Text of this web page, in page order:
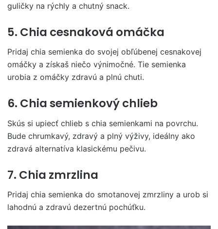
guličky na rýchly a chutný snack.
5. Chia cesnaková omáčka
Pridaj chia semienka do svojej obľúbenej cesnakovej
omáčky a získaš niečo výnimočné. Tie semienka
urobia z omáčky zdravú a plnú chuti.
6. Chia semienkový chlieb
Skús si upiecť chlieb s chia semienkami na povrchu.
Bude chrumkavý, zdravý a plný výživy, ideálny ako
zdravá alternatíva klasickému pečivu.
7. Chia zmrzlina
Pridaj chia semienka do smotanovej zmrzliny a urob si
lahodnú a zdravú dezertnú pochúťku.